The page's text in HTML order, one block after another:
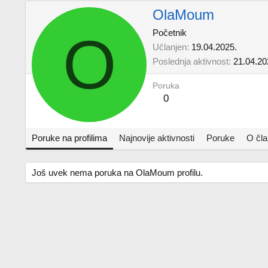
O
OlaMoum
Početnik
Učlanjen 19.04.2025.
Poslednja aktivnost
Poruka
0
Poruke na profilima Najnovije aktivnosti Poruke O
Još uvek nema poruka na OlaMoum profilu.